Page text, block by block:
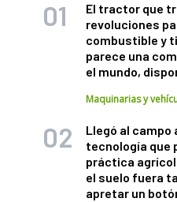
El tractor que
revoluciones
combustible y
parece una
el mundo,
Maquinarias y
Llegó al campo
tecnología que
práctica
el suelo fuera
apretar un